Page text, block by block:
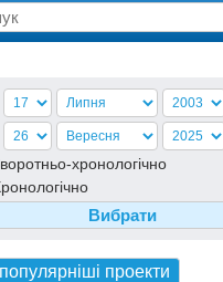
хронологiчно
проекти